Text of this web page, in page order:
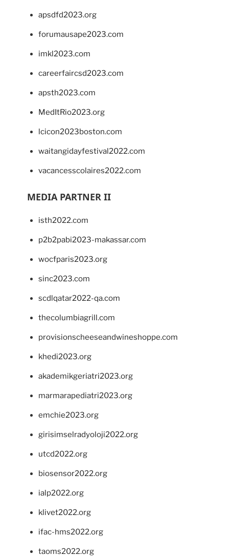
apsdfd2023.org
forumausape2023.com
imkl2023.com
careerfaircsd2023.com
apsth2023.com
MedItRio2023.org
lcicon2023boston.com
waitangidayfestival2022.com
vacancesscolaires2022.com
MEDIA PARTNER II
isth2022.com
p2b2pabi2023-makassar.com
wocfparis2023.org
sinc2023.com
scdlqatar2022-qa.com
thecolumbiagrill.com
provisionscheeseandwineshoppe.com
khedi2023.org
akademikgeriatri2023.org
marmarapediatri2023.org
emchie2023.org
girisimselradyoloji2022.org
utcd2022.org
biosensor2022.org
ialp2022.org
klivet2022.org
ifac-hms2022.org
taoms2022.org